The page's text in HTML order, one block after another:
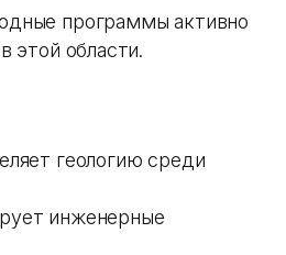
программы активно
этой области.
геологию среди
инженерные